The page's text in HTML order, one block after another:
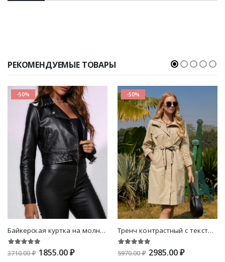
РЕКОМЕНДУЕМЫЕ ТОВАРЫ
-50%
Байкерская куртка на молнии из искусственной кожи
3710.00 ₽ 1855.00 ₽
-50%
Тренч контрастный с текстовой лентой на кулиске с рукавом-реглан с капюшоном
5970.00 ₽ 2985.00 ₽